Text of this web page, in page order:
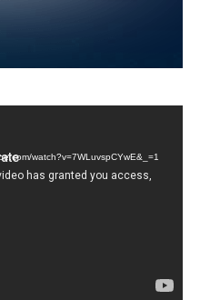
watch?v=7WLuvspCYwE&_=1